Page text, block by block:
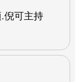
倪可主持